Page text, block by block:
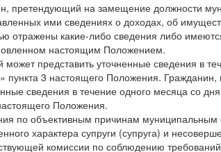
претендующий на замещение должности
ими сведениях о доходах, об
отражены какие-либо сведения либо
настоящим Положением.
представить уточненные сведения в
пункта 3 настоящего Положения.
сведения в течение одного месяца со
Положения.
по объективным причинам
характера супруги (супруга) и
комиссии по соблюдению